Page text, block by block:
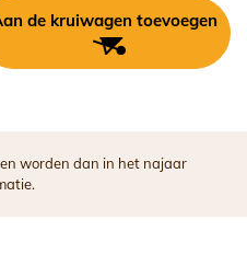
de kruiwagen toevoegen
worden dan in het najaar